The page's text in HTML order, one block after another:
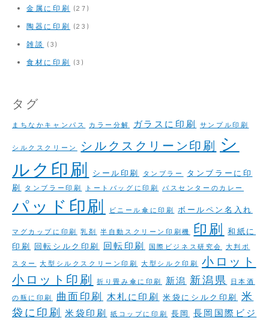
金属に印刷 (27)
陶器に印刷 (23)
雑談 (3)
食材に印刷 (3)
タグ
まちなかキャンパス カラー分解 ガラスに印刷 サンプル印刷
シルクスクリーン シルクスクリーン印刷 シ
ルク印刷
シール印刷 タンブラー
タンブラーに印
刷
タンブラー印刷 トートバッグに印刷 バスセンターのカレー
パッド印刷 ビニール傘に印刷 ボールペン名入れ
マグカップに印刷 乳剤 半自動スクリーン印刷機 印刷 和紙に
印刷 回転シルク印刷 回転印刷 国際ビジネス研究会
大判ポ
スター
大型シルクスクリーン印刷 大型シルク印刷
小ロット
小ロット印刷
折り畳み傘に印刷 新潟 新潟県
日本酒
の瓶に印刷
曲面印刷 木札に印刷 米袋にシルク印刷 米
袋に印刷 米袋印刷 紙コップに印刷 長岡
長岡国際ビジ